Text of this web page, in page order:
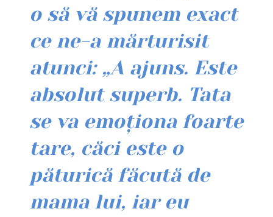
o să vă spunem exact
ce ne-a mărturisit
atunci: „A ajuns. Este
absolut superb. Tata
se va emoționa foarte
tare, căci este o
păturică făcută de
mama lui, iar eu